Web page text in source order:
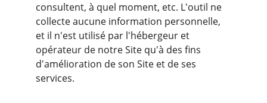
consultent, à quel moment, etc. L'outil ne
collecte aucune information personnelle,
et il n'est utilisé par l'hébergeur et
opérateur de notre Site qu'à des fins
d'amélioration de son Site et de ses
services.